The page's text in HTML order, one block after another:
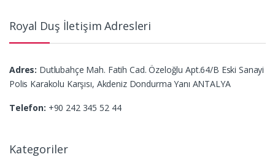
Royal Duş İletişim Adresleri
Adres: Dutlubahçe Mah. Fatih Cad. Özeloğlu Apt.64/B Eski Sanayi
Polis Karakolu Karşısı, Akdeniz Dondurma Yanı ANTALYA
Telefon: +90 242 345 52 44
Kategoriler